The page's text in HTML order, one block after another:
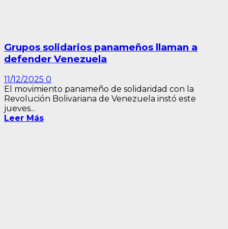
Grupos solidarios panameños llaman a
defender Venezuela
11/12/2025 0
El movimiento panameño de solidaridad con la
Revolución Bolivariana de Venezuela instó este
jueves...
Leer Más